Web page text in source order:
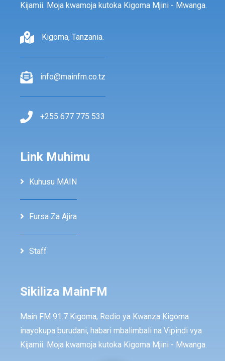
Kijamii. Moja kwamoja kutoka Kigoma Mjini - Mwanga.
Kigoma, Tanzania.
info@mainfm.co.tz
+255 677 775 533
Link Muhimu
Kuhusu MAIN
Fursa Za Ajira
Staff
Sikiliza MainFM
Main FM 91.7 Kigoma, Redio ya Kwanza Kigoma
inayokupa burudani, habari mbalimbali na Vipindi vya
Kijamii. Moja kwamoja kutoka Kigoma Mjini - Mwanga.